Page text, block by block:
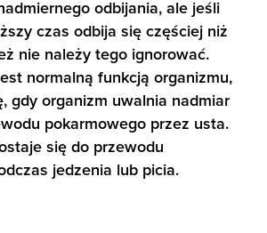
odbijania, ale jeśli
czas odbija się częściej niż
nie należy tego ignorować.
normalną funkcją organizmu,
gdy organizm uwalnia nadmiar
pokarmowego przez usta.
się do przewodu
jedzenia lub picia.